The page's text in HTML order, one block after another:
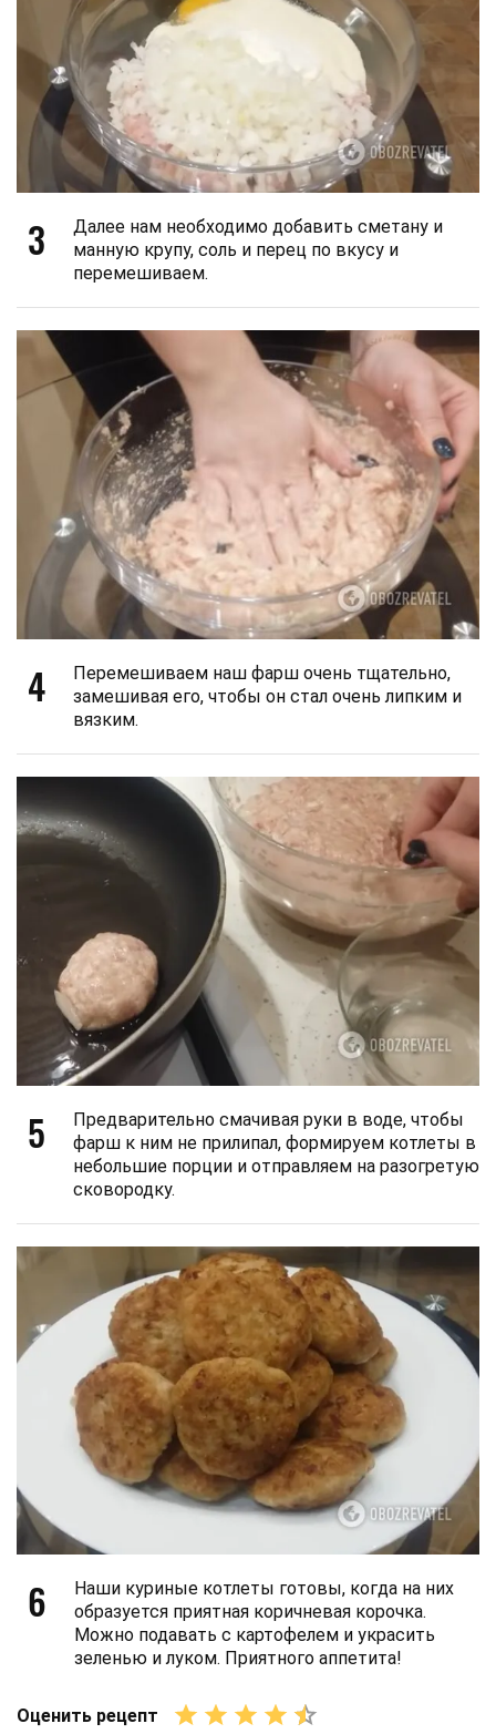
3
Далее нам необходимо добавить сметану и
манную крупу, соль и перец по вкусу и
перемешиваем.
4
Перемешиваем наш фарш очень тщательно,
замешивая его, чтобы он стал очень липким и
вязким.
5
Предварительно смачивая руки в воде, чтобы
фарш к ним не прилипал, формируем котлеты в
небольшие порции и отправляем на разогретую
сковородку.
6
Наши куриные котлеты готовы, когда на них
образуется приятная коричневая корочка.
Можно подавать с картофелем и украсить
зеленью и луком. Приятного аппетита!
Оценить рецепт